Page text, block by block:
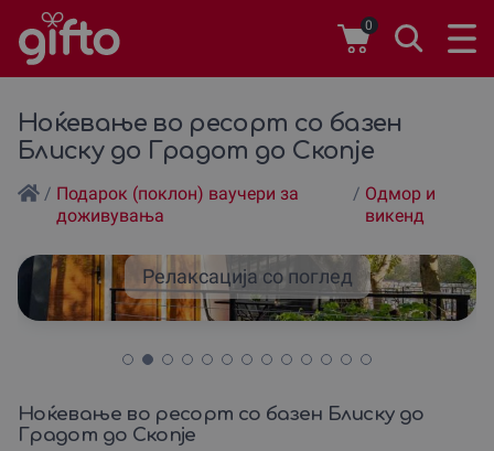
0
Ноќевање во ресорт со базен
Блиску до Градот до Скопjе
/ Подарок (поклон) ваучери за
доживувања
/ Одмор и
викенд
Релаксација со поглед
Ноќевање во ресорт со базен Блиску до
Градот до Скопjе